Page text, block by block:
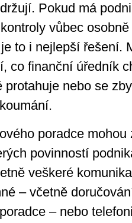
Pokud má
vůbec
to i nejlepší řešení.
co finanční úředník
protahuje nebo se
poradce mohou
povinností
veškeré
– včetně
– nebo